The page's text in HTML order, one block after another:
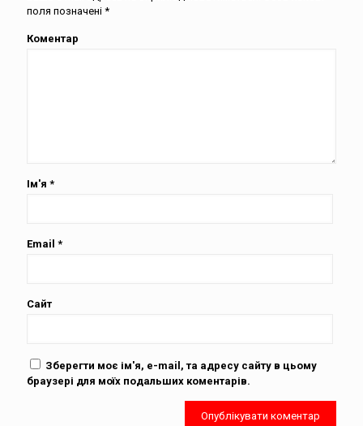
поля позначені *
Коментар
Ім'я *
Email *
Сайт
Зберегти моє ім'я, e-mail, та адресу сайту в цьому
браузері для моїх подальших коментарів.